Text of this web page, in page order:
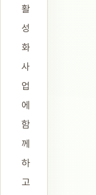
활
성
화
사
업
에
함
께
하
고